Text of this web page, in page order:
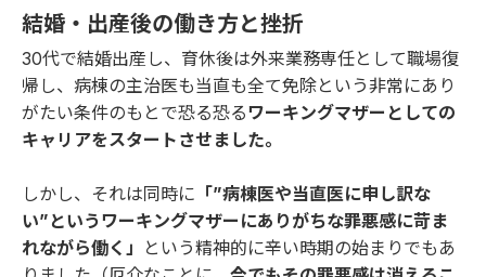
結婚・出産後の働き方と挫折
30代で結婚出産し、育休後は外来業務専任として職場復
帰し、病棟の主治医も当直も全て免除という非常にあり
がたい条件のもとで恐る恐るワーキングマザーとしての
キャリアをスタートさせました。
しかし、それは同時に 「”病棟医や当直医に申し訳な
い”というワーキングマザーにありがちな罪悪感に苛ま
れながら働く」
という精神的に辛い時期の始まりでもあ